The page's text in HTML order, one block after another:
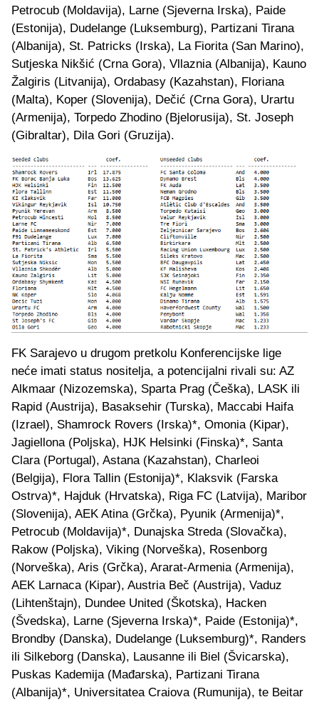
Petrocub (Moldavija), Larne (Sjeverna Irska), Paide
(Estonija), Dudelange (Luksemburg), Partizani Tirana
(Albanija), St. Patricks (Irska), La Fiorita (San Marino),
Sutjeska Nikšić (Crna Gora), Vllaznia (Albanija), Kauno
Žalgiris (Litvanija), Ordabasy (Kazahstan), Floriana
(Malta), Koper (Slovenija), Dečić (Crna Gora), Urartu
(Armenija), Torpedo Zhodino (Bjelorusija), St. Joseph
(Gibraltar), Dila Gori (Gruzija).
FK Sarajevo u drugom pretkolu Konferencijske lige
neće imati status nositelja, a potencijalni rivali su: AZ
Alkmaar (Nizozemska), Sparta Prag (Češka), LASK ili
Rapid (Austrija), Basaksehir (Turska), Maccabi Haifa
(Izrael), Shamrock Rovers (Irska)*, Omonia (Kipar),
Jagiellona (Poljska), HJK Helsinki (Finska)*, Santa
Clara (Portugal), Astana (Kazahstan), Charleoi
(Belgija), Flora Tallin (Estonija)*, Klaksvik (Farska
Ostrva)*, Hajduk (Hrvatska), Riga FC (Latvija), Maribor
(Slovenija), AEK Atina (Grčka), Pyunik (Armenija)*,
Petrocub (Moldavija)*, Dunajska Streda (Slovačka),
Rakow (Poljska), Viking (Norveška), Rosenborg
(Norveška), Aris (Grčka), Ararat-Armenia (Armenija),
AEK Larnaca (Kipar), Austria Beč (Austrija), Vaduz
(Lihtenštajn), Dundee United (Škotska), Hacken
(Švedska), Larne (Sjeverna Irska)*, Paide (Estonija)*,
Brondby (Danska), Dudelange (Luksemburg)*, Randers
ili Silkeborg (Danska), Lausanne ili Biel (Švicarska),
Puskas Kademija (Mađarska), Partizani Tirana
(Albanija)*, Universitatea Craiova (Rumunija), te Beitar